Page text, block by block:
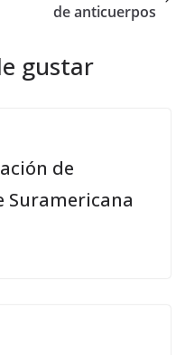
de anticuerpos
gustar
de
Suramericana